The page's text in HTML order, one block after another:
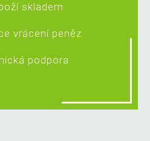
skladem
vrácení peněz
podpora